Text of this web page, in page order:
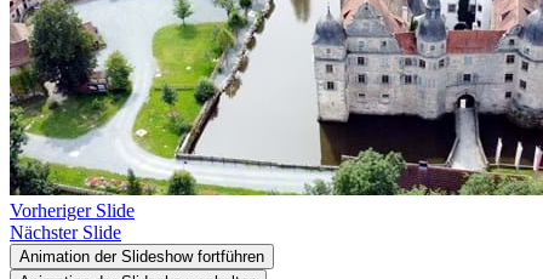
Vorheriger Slide
Nächster Slide
Animation der Slideshow fortführen